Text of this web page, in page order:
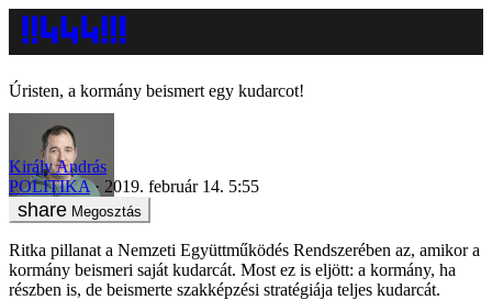
Úristen, a kormány beismert egy kudarcot!
Király András
POLITIKA
2019. február 14. 5:55
Megosztás
Ritka pillanat a Nemzeti Együttműködés Rendszerében az, amikor a
kormány beismeri saját kudarcát. Most ez is eljött: a kormány, ha
részben is, de beismerte szakképzési stratégiája teljes kudarcát.